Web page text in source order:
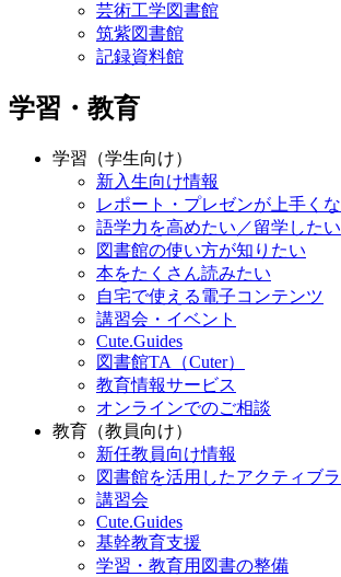
芸術工学図書館
筑紫図書館
記録資料館
学習・教育
学習（学生向け）
新入生向け情報
レポート・プレゼンが上手く
語学力を高めたい／留学したい
図書館の使い方が知りたい
本をたくさん読みたい
自宅で使える電子コンテンツ
講習会・イベント
Cute.Guides
図書館TA（Cuter）
教育情報サービス
オンラインでのご相談
教育（教員向け）
新任教員向け情報
図書館を活用したアクティブ
講習会
Cute.Guides
基幹教育支援
学習・教育用図書の整備